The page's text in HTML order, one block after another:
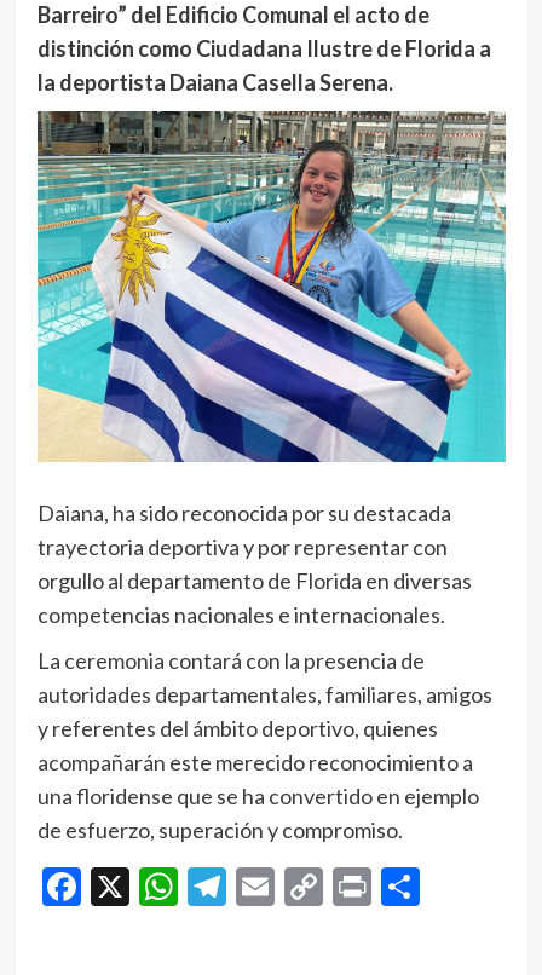
Barreiro” del Edificio Comunal el acto de
distinción como Ciudadana Ilustre de Florida a
la deportista Daiana Casella Serena.
Daiana, ha sido reconocida por su destacada
trayectoria deportiva y por representar con
orgullo al departamento de Florida en diversas
competencias nacionales e internacionales.
La ceremonia contará con la presencia de
autoridades departamentales, familiares, amigos
y referentes del ámbito deportivo, quienes
acompañarán este merecido reconocimiento a
una floridense que se ha convertido en ejemplo
de esfuerzo, superación y compromiso.
Facebook
X WhatsApp
Telegram
EmailCopy
Print